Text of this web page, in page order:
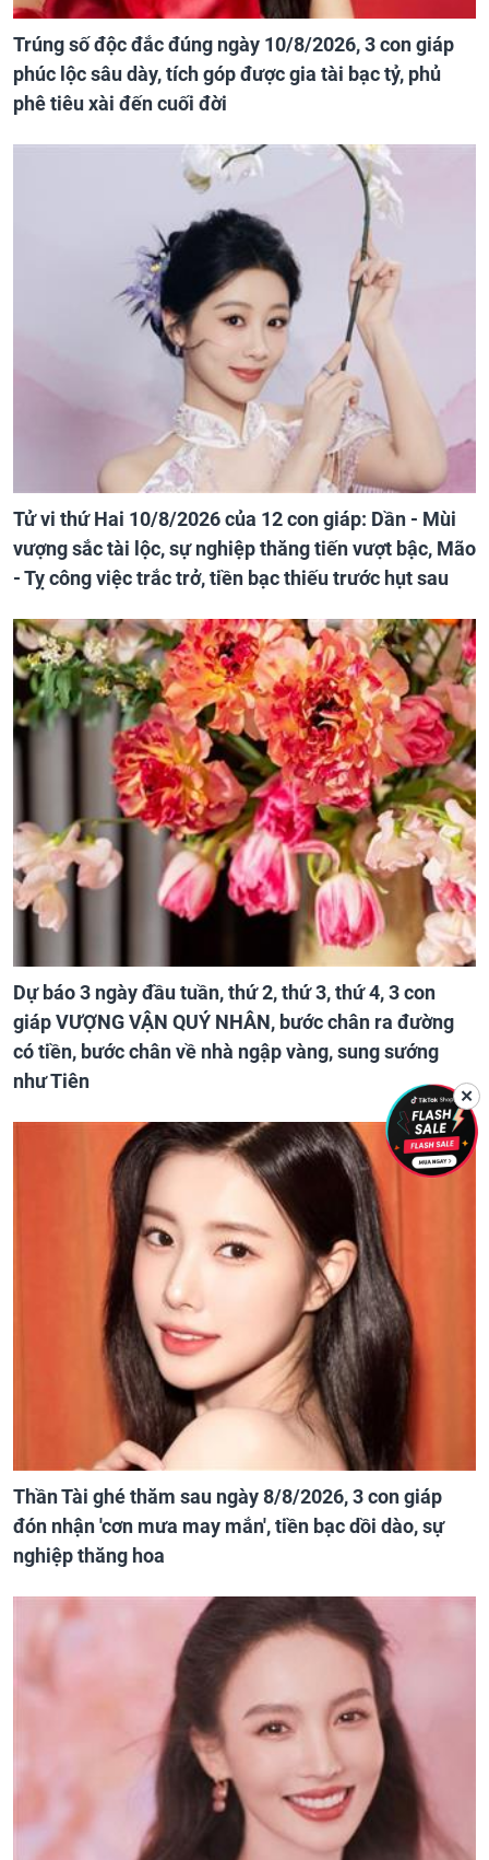
Trúng số độc đắc đúng ngày 10/8/2026, 3 con giáp
phúc lộc sâu dày, tích góp được gia tài bạc tỷ, phủ
phê tiêu xài đến cuối đời
Tử vi thứ Hai 10/8/2026 của 12 con giáp: Dần - Mùi
vượng sắc tài lộc, sự nghiệp thăng tiến vượt bậc, Mão
- Tỵ công việc trắc trở, tiền bạc thiếu trước hụt sau
Dự báo 3 ngày đầu tuần, thứ 2, thứ 3, thứ 4, 3 con
giáp VƯỢNG VẬN QUÝ NHÂN, bước chân ra đường
có tiền, bước chân về nhà ngập vàng, sung sướng
như Tiên
Thần Tài ghé thăm sau ngày 8/8/2026, 3 con giáp
đón nhận 'cơn mưa may mắn', tiền bạc dồi dào, sự
nghiệp thăng hoa
✕